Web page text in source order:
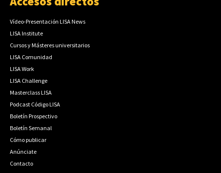
Vídeo-Presentación LISA News
LISA Institute
Cursos y Másteres universitarios
LISA Comunidad
LISA Work
LISA Challenge
Masterclass LISA
Podcast Código LISA
Boletín Prospectivo
Boletín Semanal
Cómo publicar
Anúnciate
Contacto